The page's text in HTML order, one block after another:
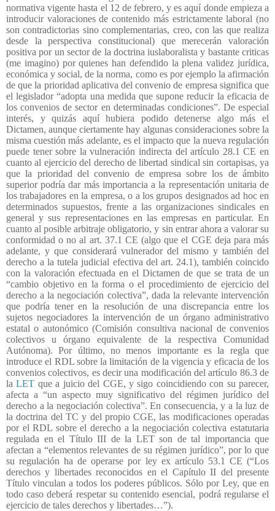
normativa vigente hasta el 12 de febrero, y es aquí donde empieza a
introducir valoraciones de contenido más estrictamente laboral (no
son contradictorias sino complementarias, creo, con las que realiza
desde la perspectiva constitucional) que merecerán valoración
positiva por un sector de la doctrina iuslaboralista y bastante criticas
(me imagino) por quienes han defendido la plena validez jurídica,
económica y social, de la norma, como es por ejemplo la afirmación
de que la prioridad aplicativa del convenio de empresa significa que
el legislador “adopta una medida que supone reducir la eficacia de
los convenios de sector en determinadas condiciones”. De especial
interés, y quizás aquí hubiera podido detenerse algo más el
Dictamen, aunque ciertamente hay algunas consideraciones sobre la
misma cuestión más adelante, es el impacto que la nueva regulación
puede tener sobre la vulneración indirecta del artículo 28.1 CE en
cuanto al ejercicio del derecho de libertad sindical sin cortapisas, ya
que la prioridad del convenio de empresa sobre los de ámbito
superior podría dar más importancia a la representación unitaria de
los trabajadores en la empresa, o a los grupos designados ad hoc en
determinados supuestos, frente a las organizaciones sindicales en
general y sus representaciones en las empresas en particular. En
cuanto al posible arbitraje obligatorio, y sin entrar ahora a valorar su
conformidad o no al art. 37.1 CE (algo que el CGE deja para más
adelante, y que considerará vulnerador del mismo y también del
derecho a la tutela judicial efectiva del art. 24.1), también coincido
con la valoración efectuada en el Dictamen de que se trata de un
“cambio objetivo en la forma o el procedimiento de ejercicio del
derecho a la negociación colectiva”, dada la relevante intervención
que podría tener en la resolución de una discrepancia entre los
sujetos negociadores la intervención de un órgano administrativo
estatal o autonómico (Comisión consultiva nacional de convenios
colectivos u órgano equivalente de la respectiva Comunidad
Autónoma). Por último, no menos importante es la regla que
introduce el RDL sobre la limitación de la vigencia y eficacia de los
convenios colectivos, es decir una modificación del artículo 86.3 de
laLET que a juicio del CGE, y sigo coincidiendo con su parecer,
afecta a “un aspecto muy significativo del régimen jurídico del
derecho a la negociación colectiva”. En consecuencia, y a la luz de
la doctrina del TC y del propio CGE, las modificaciones operadas
por el RDL sobre el derecho a la negociación colectiva estatutaria
regulada en el Título III de la LET son de tal importancia que
afectan a “elementos relevantes de su régimen jurídico”, por lo que
su regulación ha de operarse por ley ex artículo 53.1 CE (“Los
derechos y libertades reconocidos en el Capítulo II del presente
Título vinculan a todos los poderes públicos. Sólo por Ley, que en
todo caso deberá respetar su contenido esencial, podrá regularse el
ejercicio de tales derechos y libertades…”).